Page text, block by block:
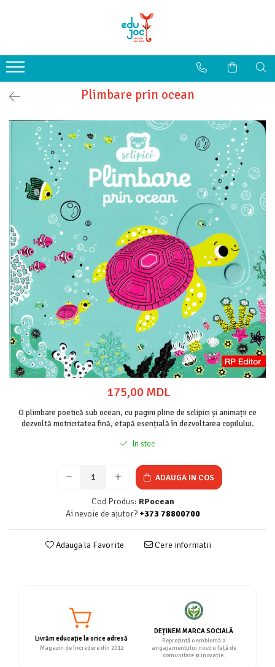
1-2 ani
3-4 ani
5-7 ani
8-99 ani
Plimbare prin ocean
175,00 MDL
O plimbare poetică sub ocean, cu pagini pline de sclipici și animații ce
dezvoltă motricitatea fină, etapă esențială în dezvoltarea copilului.
In stoc
ADAUGA IN COS
Cod Produs: RPocean
Ai nevoie de ajutor?+373 78800700
Adauga la Favorite Cere informatii
Livrăm educație la orice adresă
Magazin de încredere din 2012
DEȚINEM MARCA SOCIALĂ
Reprezintă o emblemă a
angajamentului nostru față de
comunitate și inovație.